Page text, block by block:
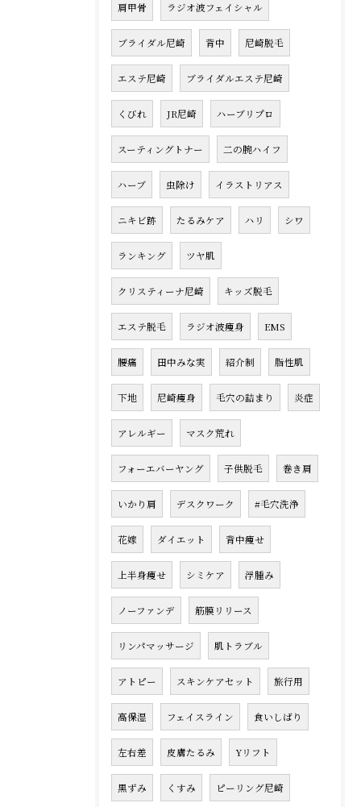
肩甲骨 ラジオ波フェイシャル
ブライダル尼崎 背中 尼崎脱毛
エステ尼崎 ブライダルエステ尼崎
くびれ JR尼崎 ハーブリプロ
スーティングトナー 二の腕ハイフ
ハーブ 虫除け イラストリアス
ニキビ跡 たるみケア ハリ シワ
ランキング ツヤ肌
クリスティーナ尼崎 キッズ脱毛
エステ脱毛 ラジオ波痩身 EMS
腰痛 田中みな実 紹介制 脂性肌
下地 尼崎痩身 毛穴の詰まり 炎症
アレルギー マスク荒れ
フォーエバーヤング 子供脱毛 巻き肩
いかり肩 デスクワーク #毛穴洗浄
花嫁 ダイエット 背中痩せ
上半身痩せ シミケア 浮腫み
ノーファンデ 筋膜リリース
リンパマッサージ 肌トラブル
アトピー スキンケアセット 旅行用
高保湿 フェイスライン 食いしばり
左右差 皮膚たるみ Yリフト
黒ずみ くすみ ピーリング尼崎